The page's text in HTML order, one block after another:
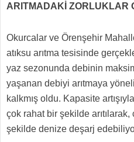
ARITMADAKİ ZORLUKLAR
Okurcalar ve Örenşehir
atıksu arıtma tesisinde
yaz sezonunda debinin
yaşanan debiyi arıtmaya
kalkmış oldu. Kapasite
çok rahat bir şekilde arıtılarak,
şekilde denize deşarj